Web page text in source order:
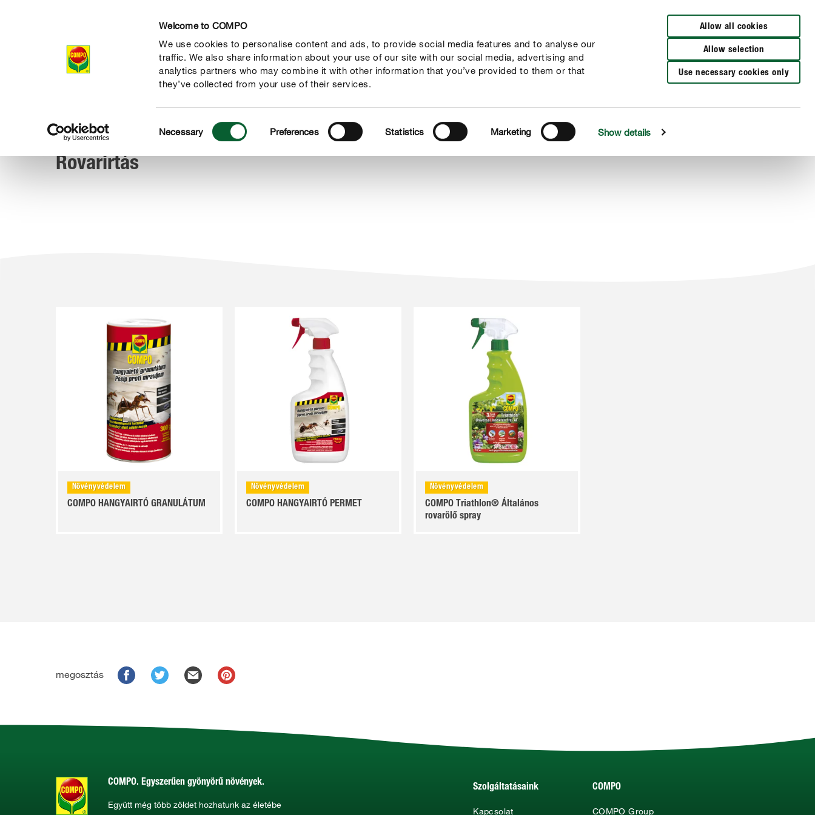
Welcome to COMPO
We use cookies to personalise content and ads, to provide social media features and to analyse our
traffic. We also share information about your use of our site with our social media, advertising and
analytics partners who may combine it with other information that you’ve provided to them or that
they’ve collected from your use of their services.
Selection
Necessary Preferences Statistics Marketing Show details
Allow all cookies
Allow selection
Use necessary cookies only
Termékek Megoldások Fókuszban Rólunk
COMPOTermékek Növényvédelem Rovarirtás
Rovarirtás
Növényvédelem
COMPO HANGYAIRTÓ GRANULÁTUM
Növényvédelem
COMPO HANGYAIRTÓ PERMET
Növényvédelem
COMPO Triathlon® Általános
rovarölő spray
megosztás
COMPO. Egyszerűen gyönyörű növények.
Együtt még több zöldet hozhatunk az életébe
Szolgáltatásaink
Kapcsolat
COMPO
COMPO Group